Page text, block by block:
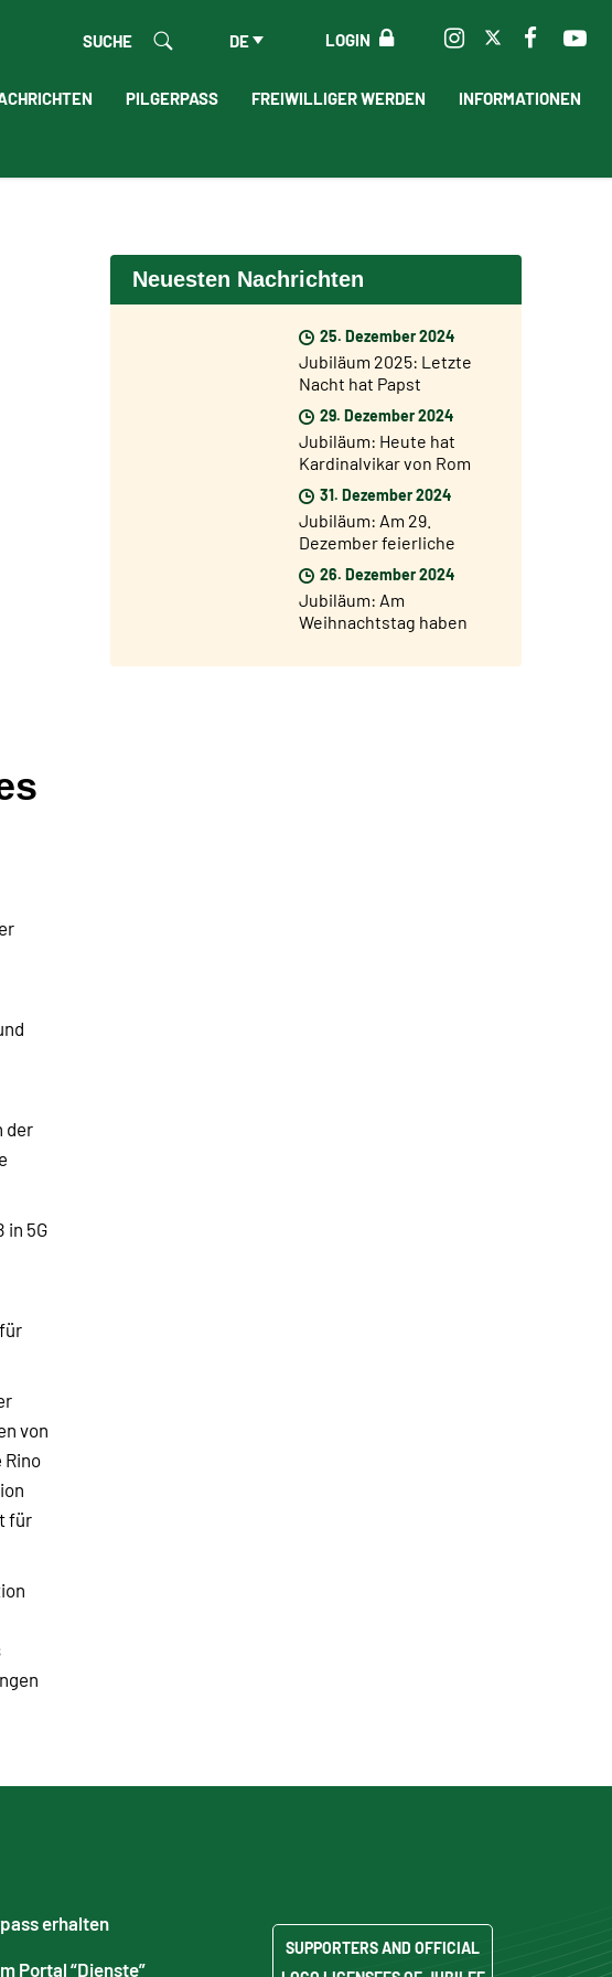
LOGIN
DE
SUCHE
PILGERPASS FREIWILLIGER WERDEN INFORMATIONEN
der
in 5G
von
für
Neuesten Nachrichten
25. Dezember 2024
Jubiläum 2025: Letzte
Nacht hat Papst
Franziskus die Heilige
Pforte der Basilika St.
Peter geöffnet
29. Dezember 2024
Jubiläum: Heute hat
Kardinalvikar von Rom
Baldo Reina die Heilige
Pforte von San Giovanni
geöffnet
31. Dezember 2024
Jubiläum: Am 29.
Dezember feierliche
Eröffnung des
Jubiläumsjahres in den
Diözesen der Welt
26. Dezember 2024
Jubiläum: Am
Weihnachtstag haben
Pforte vom Petersdom
erhalten
Portal “Dienste”
SUPPORTERS AND OFFICIAL